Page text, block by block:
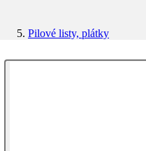
Pilové listy, plátky